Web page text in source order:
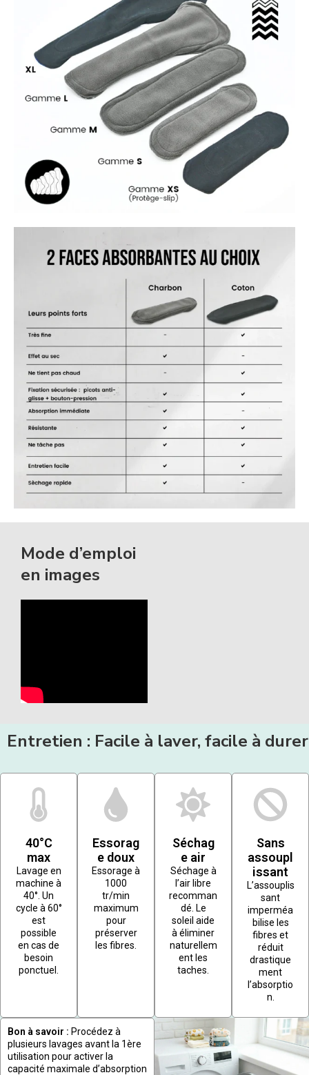
Mode d’emploi
en images
Entretien : Facile à laver, facile à durer
40°C
max
Lavage en
machine à
40°. Un
cycle à 60°
est
possible
en cas de
besoin
ponctuel.
Essorag
e doux
Essorage à
1000
tr/min
maximum
pour
préserver
les fibres.
Séchag
e air
Séchage à
l’air libre
recomman
dé. Le
soleil aide
à éliminer
naturellem
ent les
taches.
Sans
assoupl
issant
L’assouplis
sant
imperméa
bilise les
fibres et
réduit
drastique
ment
l’absorptio
n.
Bon à savoir : Procédez à
plusieurs lavages avant la 1ère
utilisation pour activer la
capacité maximale d’absorption